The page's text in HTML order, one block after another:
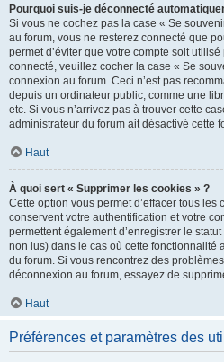
Pourquoi suis-je déconnecté
Si vous ne cochez pas la case « Se
au forum, vous ne resterez connecté que
permet d’éviter que votre compte soit
connecté, veuillez cocher la case « Se
connexion au forum. Ceci n’est pas
depuis un ordinateur public, comme une
etc. Si vous n’arrivez pas à trouver cette
administrateur du forum ait désactivé cette
Haut
À quoi sert « Supprimer les cookies » ?
Cette option vous permet d’effacer tous
conservent votre authentification et votre
permettent également d’enregistrer le
non lus) dans le cas où cette fonctionnalité
du forum. Si vous rencontrez des
déconnexion au forum, essayez de
Haut
Préférences et paramètres des